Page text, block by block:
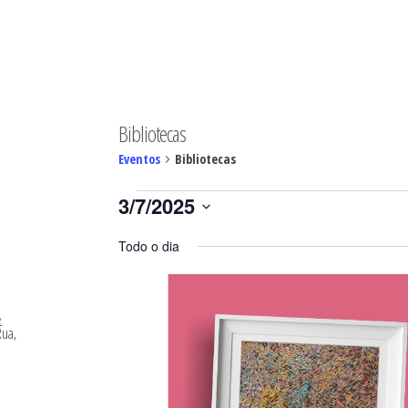
Bibliotecas
Eventos Bibliotecas
Eventos
for
03/07/2025
3/7/2025
Todo o dia